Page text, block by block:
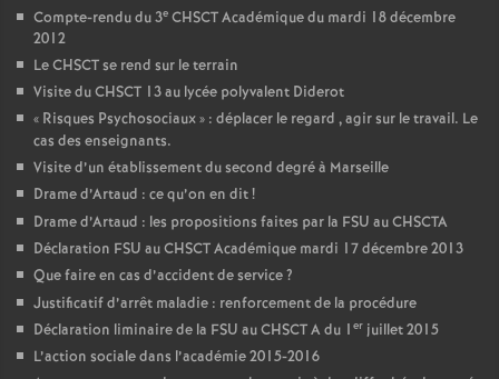
Compte-rendu du 3e CHSCT Académique du mardi 18 décembre
2012
Le CHSCT se rend sur le terrain
Visite du CHSCT 13 au lycée polyvalent Diderot
« Risques Psychosociaux» : déplacer le regard , agir sur le travail. Le
cas des enseignants.
Visite d’un établissement du second degré à Marseille
Drame d’Artaud : ce qu’on en dit!
Drame d’Artaud : les propositions faites par la FSU au CHSCTA
Déclaration FSU au CHSCT Académique mardi 17 décembre 2013
Que faire en cas d’accident de service?
Justificatif d’arrêt maladie : renforcement de la procédure
Déclaration liminaire de la FSU au CHSCT A du 1 er juillet 2015
L’action sociale dans l’académie 2015-2016